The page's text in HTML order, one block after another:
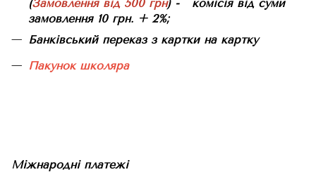
(Замовлення від 500 грн) - комісія від суми
замовлення 10 грн. + 2%;
Банківський переказ з картки на картку
Пакунок школяра
Міжнародні платежі